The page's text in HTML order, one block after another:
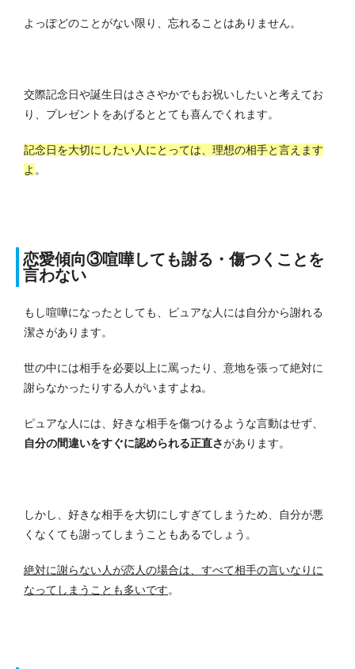
よっぽどのことがない限り、忘れることはありません。
交際記念日や誕生日はささやかでもお祝いしたいと考えてお
り、プレゼントをあげるととても喜んでくれます。
記念日を大切にしたい人にとっては、理想の相手と言えます
よ 。
恋愛傾向③喧嘩しても謝る・傷つくことを
言わない
もし喧嘩になったとしても、ピュアな人には自分から謝れる
潔さがあります。
世の中には相手を必要以上に罵ったり、意地を張って絶対に
謝らなかったりする人がいますよね。
ピュアな人には、好きな相手を傷つけるような言動はせず、
自分の間違いをすぐに認められる正直さがあります。
しかし、好きな相手を大切にしすぎてしまうため、自分が悪
くなくても謝ってしまうこともあるでしょう。
絶対に謝らない人が恋人の場合は、すべて相手の言いなりに
なってしまうことも多いです。